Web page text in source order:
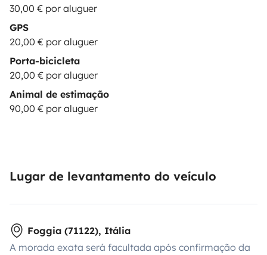
30,00 € por aluguer
GPS
20,00 € por aluguer
Porta-bicicleta
20,00 € por aluguer
Animal de estimação
90,00 € por aluguer
Lugar de levantamento do veículo
Foggia (71122), Itália
A morada exata será facultada após confirmação da